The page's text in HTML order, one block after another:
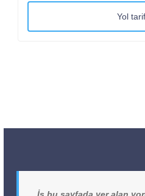
Yol
İş bu sayfada yer alan